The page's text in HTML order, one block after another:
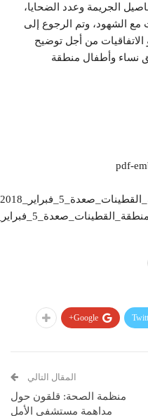
الجريمة وعدد الضحايا،
مع الشهود، وتم الرجوع إلى
من أجل توضيح
نساء وأطفال منطقة
[pdf-
Google+
المقال التالي
منظمة الصحة: قلقون حول
مداهمة مستشفى الأمل